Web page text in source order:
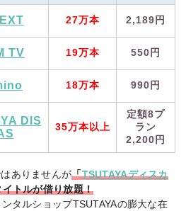
27万本 2,189円
TV 19万本 550円
18万本 990円
DIS
35万本以上
定額8プ
ラン
2,200円
ありませんが「TSUTAYAディスカ
トルが借り放題！
タルショップTSUTAYAの膨大な在